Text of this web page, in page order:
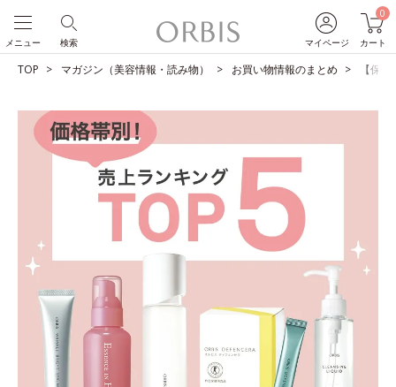
マイページ
0
カート
検索
メニュー
TOP マガジン（美容情報・読み物） お買い物情報のまとめ 【保